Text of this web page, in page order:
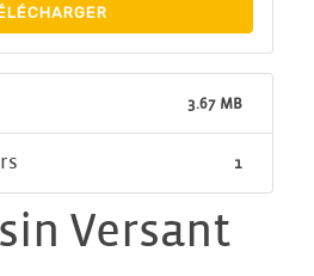
3.67 MB
1
Versant